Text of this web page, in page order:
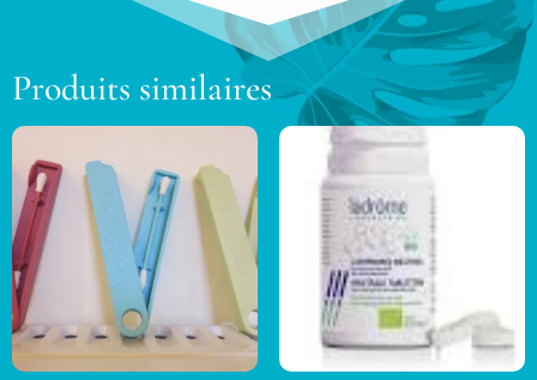
Produits similaires